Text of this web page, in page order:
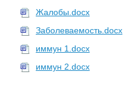
Жалобы.docx
Заболеваемость.docx
иммун 1.docx
иммун 2.docx